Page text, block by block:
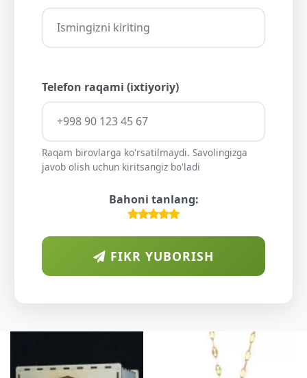
Telefon raqami (ixtiyoriy)
Raqam birovlarga ko'rsatilmaydi. Savolingizga
javob olish uchun kiritsangiz bo'ladi
Bahoni tanlang:
FIKR YUBORISH